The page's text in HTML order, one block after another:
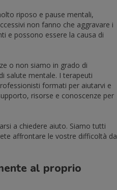
riposo e pause mentali,
non fanno che aggravare i
e possono essere la causa di
o non siamo in grado di
salute mentale. I terapeuti
formati per aiutarvi e
risorse e conoscenze per
a chiedere aiuto. Siamo tutti
affrontare le vostre difficoltà da
al proprio